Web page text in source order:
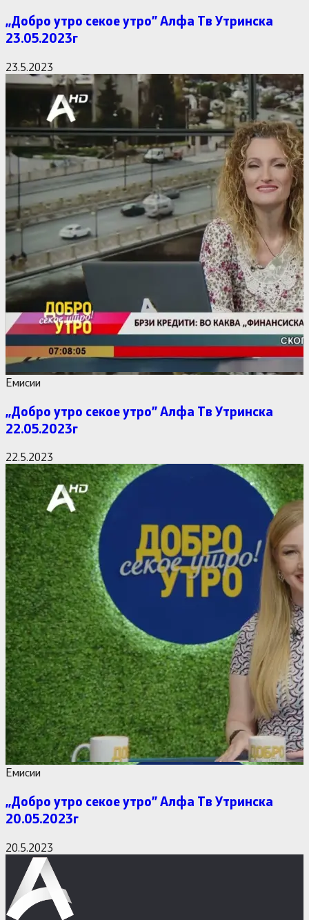
,,Добро утро секое утро” Алфa Тв Утринска
23.05.2023г
23.5.2023
Емисии
,,Добро утро секое утро” Алфa Тв Утринска
22.05.2023г
22.5.2023
Емисии
,,Добро утро секое утро” Алфa Тв Утринска
20.05.2023г
20.5.2023